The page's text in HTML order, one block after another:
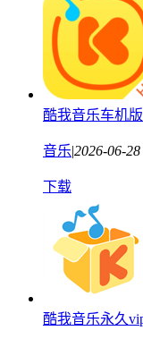
酷我音乐车机版
音乐|2026-06-
下载
酷我音乐永久